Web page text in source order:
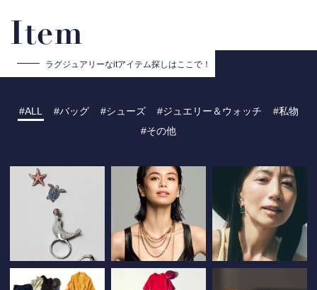
Item
ラグジュアリーなitアイテム探しはここで！
ALL バッグ シューズ ジュエリー＆ウォッチ
私物
その他